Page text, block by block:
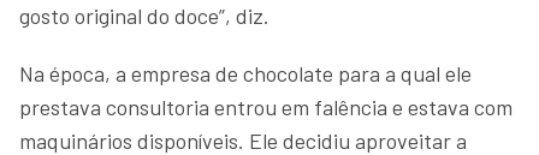
gosto original do doce”, diz.
Na época, a empresa de chocolate para a qual ele
prestava consultoria entrou em falência e estava com
maquinários disponíveis. Ele decidiu aproveitar a